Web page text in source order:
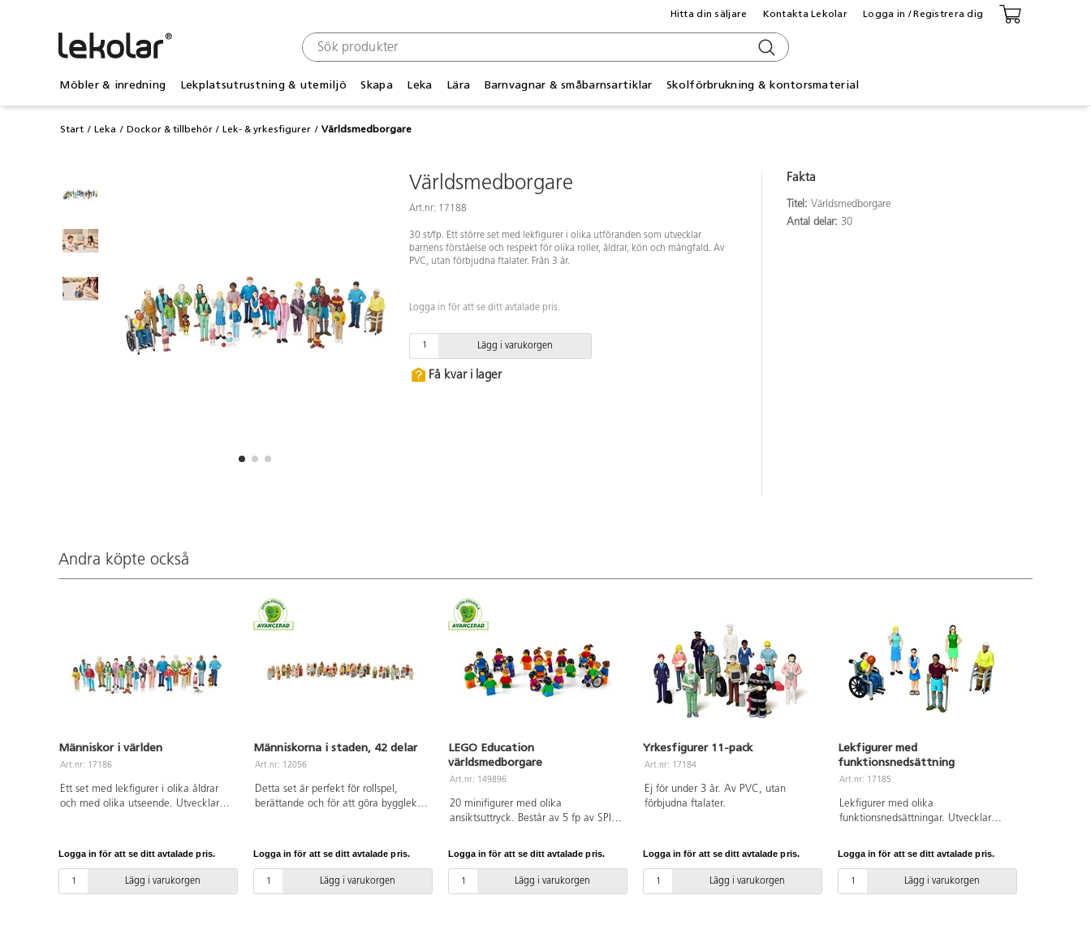
Möbler & inredning Lekplatsutrustning & utemiljö Skapa Leka Lära Barnvagnar & småbarnsartiklar Skolförbrukning & kontorsmaterial
Hitta din säljare Kontakta Lekolar Logga in / Registrera dig
Start Leka Dockor & tillbehör Lek- & yrkesfigurer Världsmedborgare
Världsmedborgare
Art.nr: 17188
30 st/fp. Ett större set med lekfigurer i olika utföranden som utvecklar
barnens förståelse och respekt för olika roller, åldrar, kön och mångfald. Av
PVC, utan förbjudna ftalater. Från 3 år.
Logga in för att se ditt avtalade pris.
Lägg i varukorgen
Få kvar i lager
Fakta
Titel: Världsmedborgare
Antal delar: 30
Andra köpte också
Människor i världen
Art.nr: 17186
Ett set med lekfigurer i olika åldrar
och med olika utseende. Utvecklar
Logga in för att se ditt avtalade pris.
Lägg i varukorgen
Människorna i staden, 42 delar
Art.nr: 12056
Detta set är perfekt för rollspel,
berättande och för att göra byggleken
illustrerade. Högkvalitativa träfigurer
med tryck på bägge sidor. Av FSC-
Logga in för att se ditt avtalade pris.
Lägg i varukorgen
LEGO Education
världsmedborgare
Art.nr: 149896
20 minifigurer med olika
ansiktsuttryck. Består av 5 fp av SPIKE
Logga in för att se ditt avtalade pris.
Lägg i varukorgen
Yrkesfigurer 11-pack
Art.nr: 17184
Ej för under 3 år. Av PVC, utan
förbjudna ftalater.
Logga in för att se ditt avtalade pris.
Lägg i varukorgen
Lekfigurer med
funktionsnedsättning
Art.nr: 17185
Lekfigurer med olika
funktionsnedsättningar. Utvecklar
Logga in för att se ditt avtalade pris.
Lägg i varukorgen